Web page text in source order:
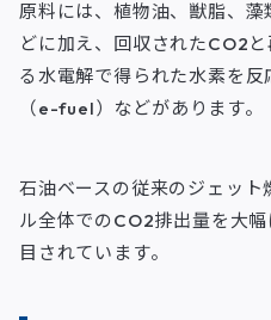
原料には、植物油、獣脂、
どに加え、回収されたCO2
る水電解で得られた水素を
（e-fuel）などがあります。
石油ベースの従来のジェット
ル全体でのCO2排出量を大
目されています。